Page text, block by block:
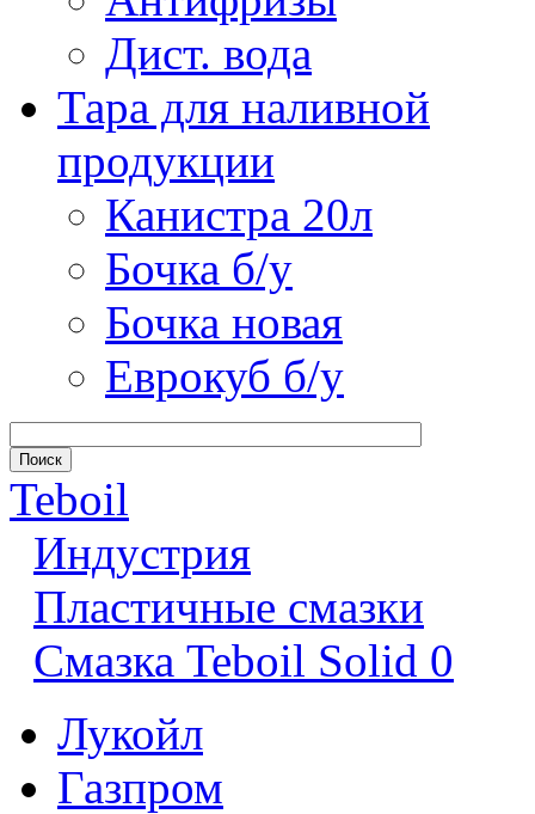
Дист. вода
Тара для наливной
продукции
Канистра 20л
Бочка б/у
Бочка новая
Еврокуб б/у
Teboil
Индустрия
Пластичные смазки
Смазка Teboil Solid 0
Лукойл
Газпром